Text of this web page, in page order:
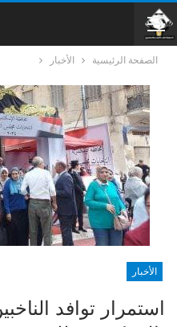
الصفحة الرئيسية الأخبار
الأخبار
استمرار توافد